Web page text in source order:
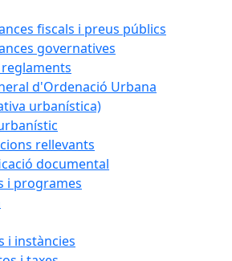
fiscals i preus públics
governatives
reglaments
d'Ordenació Urbana
urbanística)
rellevants
documental
i programes
i instàncies